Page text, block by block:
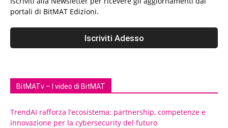
portali di BitMAT Edizioni.
BitMATv – I video di BitMAT
TrendAI rafforza l’ecosistema: partnership, competenze e
innovazione per la cybersecurity del futuro